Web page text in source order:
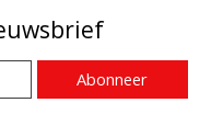
Abonneer